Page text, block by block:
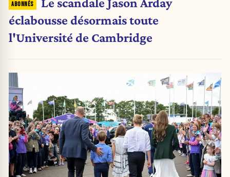
éclabousse désormais toute
l'Université de Cambridge